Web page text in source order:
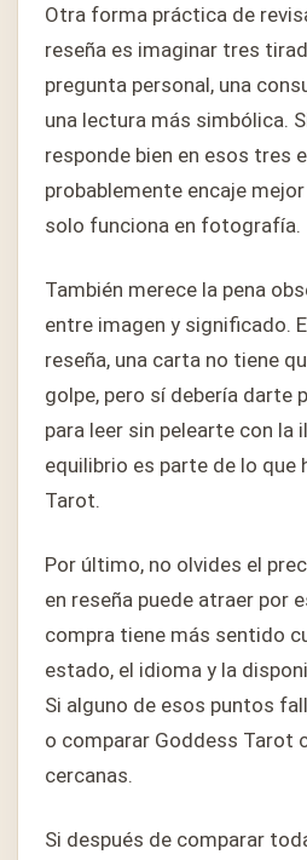
Otra forma práctica de
reseña es imaginar tres
pregunta personal, una
una lectura más simbólica.
responde bien en esos tres
probablemente encaje
solo funciona en fotografía.
También merece la pena
entre imagen y significado.
reseña, una carta no tiene
golpe, pero sí debería darte
para leer sin pelearte con la
equilibrio es parte de lo que
Tarot.
Por último, no olvides el
en reseña puede atraer por
compra tiene más sentido
estado, el idioma y la
Si alguno de esos puntos
o comparar Goddess Tarot
cercanas.
Si después de comparar